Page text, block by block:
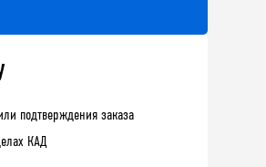
подтверждения заказа
КАД